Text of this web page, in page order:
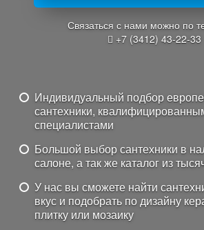
Связаться с нами можно по
+7 (3412) 43-22-33
Индивидуальный подбор
сантехники,
специалистами
Большой выбор сантехники в
салоне, а так же каталог из
У нас вы сможете найти
вкус и подобрать по дизайну
плитку или мозаику